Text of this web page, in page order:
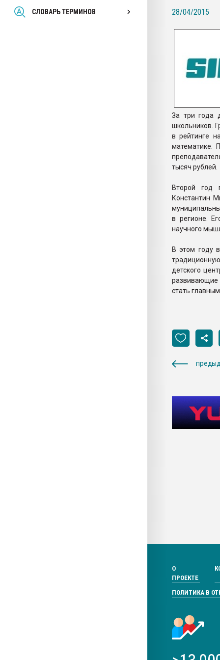
СЛОВАРЬ ТЕРМИНОВ
Всё, что касается
бутылок28/04/2015
За три года
школьников.
в рейтинге
математике.
тысяч рублей.
Второй год
Константин
в регионе.
научного
В этом году
детского
развивающие
стать
О
ПРОЕКТЕ
ПОЛИТИКА В